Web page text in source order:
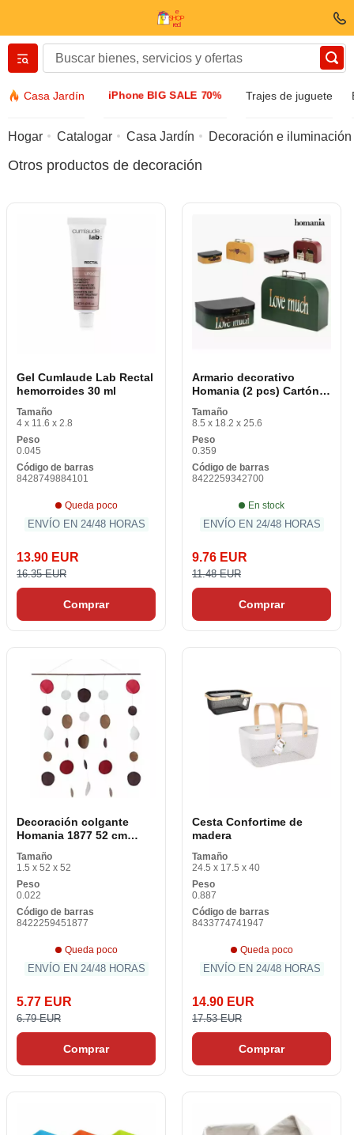
Casa Jardín iPhone BIG SALE 70% Trajes de juguete
Вернуться назад
Accesorios
Reloj de pulsera
Hogar Catalogar Casa Jardín Decoración e iluminación
Otros productos de decoración
Gel Cumlaude Lab Rectal
hemorroides 30 ml
Tamaño
4 x 11.6 x 2.8
Peso
0.045
Código de barras
8428749884101
Queda poco
ENVÍO EN 24/48 HORAS
13.90 EUR
16.35 EUR
Comprar
Armario decorativo
Homania (2 pcs) Cartón
Tamaño
8.5 x 18.2 x 25.6
Peso
0.359
Código de barras
8422259342700
En stock
ENVÍO EN 24/48 HORAS
9.76 EUR
11.48 EUR
Comprar
Decoración colgante
Homania 1877 52 cm
pieza)
Tamaño
1.5 x 52 x 52
Peso
0.022
Código de barras
8422259451877
Queda poco
ENVÍO EN 24/48 HORAS
5.77 EUR
6.79 EUR
Comprar
Cesta Confortime de
madera
Tamaño
24.5 x 17.5 x 40
Peso
0.887
Código de barras
8433774741947
Queda poco
ENVÍO EN 24/48 HORAS
14.90 EUR
17.53 EUR
Comprar